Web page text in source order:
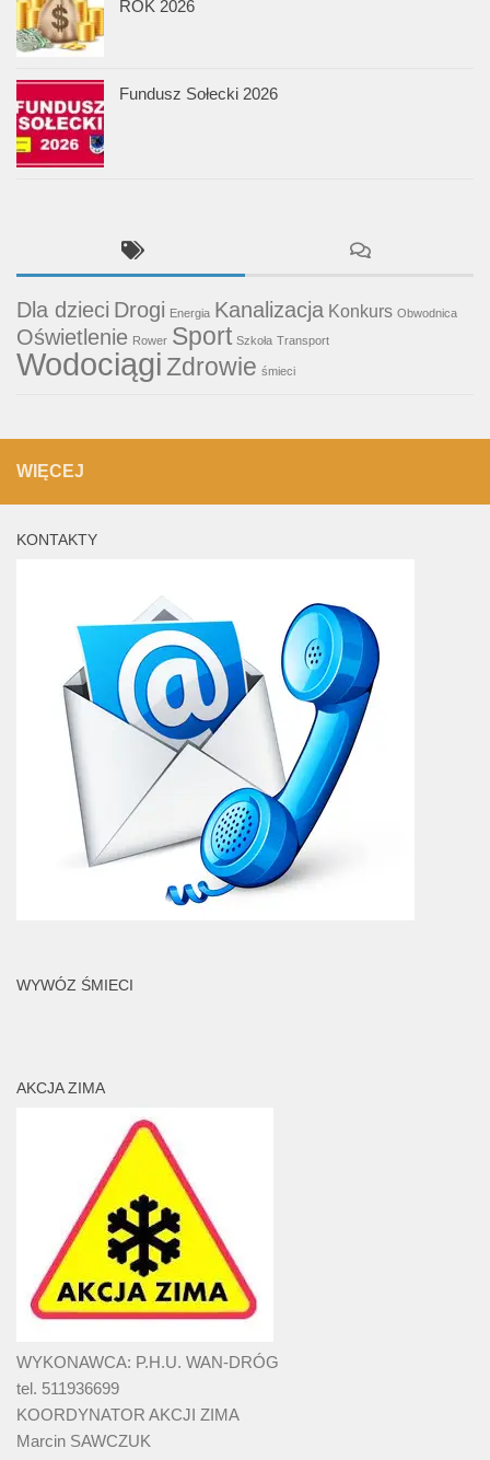
ROK 2026
Fundusz Sołecki 2026
Dla dzieci Drogi Energia Kanalizacja Konkurs Obwodnica
Oświetlenie Rower Sport Szkoła Transport
WodociągiZdrowie śmieci
WIĘCEJ
KONTAKTY
WYWÓZ ŚMIECI
AKCJA ZIMA
WYKONAWCA: P.H.U. WAN-DRÓG
tel. 511936699
KOORDYNATOR AKCJI ZIMA
Marcin SAWCZUK